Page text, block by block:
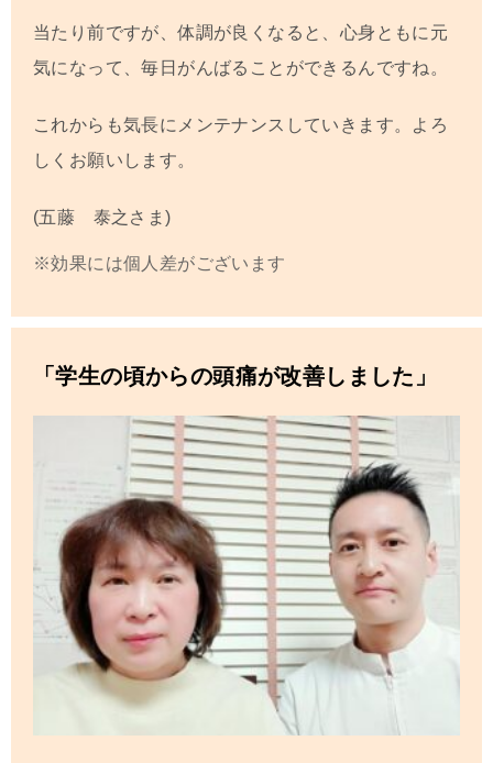
当たり前ですが、体調が良くなると、心身ともに元
気になって、毎日がんばることができるんですね。
これからも気長にメンテナンスしていきます。よろ
しくお願いします。
(五藤 泰之さま)
※効果には個人差がございます
「学生の頃からの頭痛が改善しました」